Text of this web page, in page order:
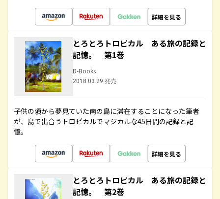
詳細を見る
とろとろトロピカル ある旅の記録と
記憶。 第1巻
D-Books
2018.03.29 発売
子供の頃から夢見ていた南の島に滞在することになった筆者
が、島で出合うトロピカルでマジカルな45日間の記録と記
憶。
詳細を見る
とろとろトロピカル ある旅の記録と
記憶。 第2巻